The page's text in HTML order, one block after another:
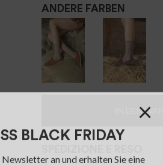
ANDERE FARBEN
IN DEN